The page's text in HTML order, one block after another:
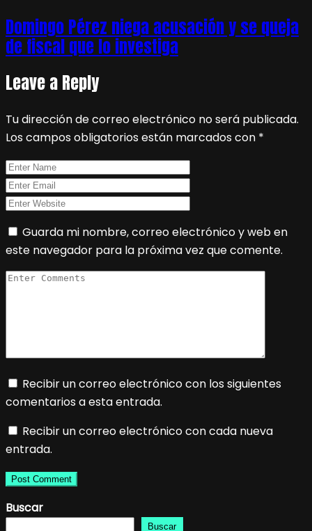
Domingo Pérez niega acusación y se queja
de fiscal que lo investiga
Leave a Reply
Tu dirección de correo electrónico no será publicada.
Los campos obligatorios están marcados con *
Guarda mi nombre, correo electrónico y web en
este navegador para la próxima vez que comente.
Recibir un correo electrónico con los siguientes
comentarios a esta entrada.
Recibir un correo electrónico con cada nueva
entrada.
Buscar
Buscar